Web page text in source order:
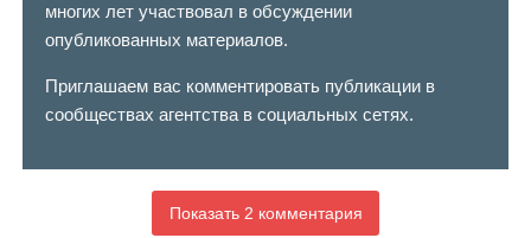
многих лет участвовал в обсуждении
опубликованных материалов.
Приглашаем вас комментировать публикации в
сообществах агентства в социальных сетях.
Показать 2 комментария